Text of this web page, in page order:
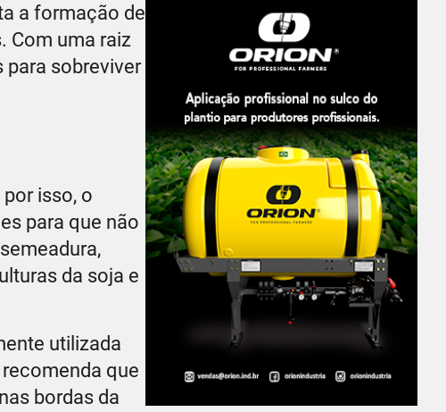
a formação de
Com uma raiz
para sobreviver
isso, o
para que não
da soja e
utilizada
que
bordas da